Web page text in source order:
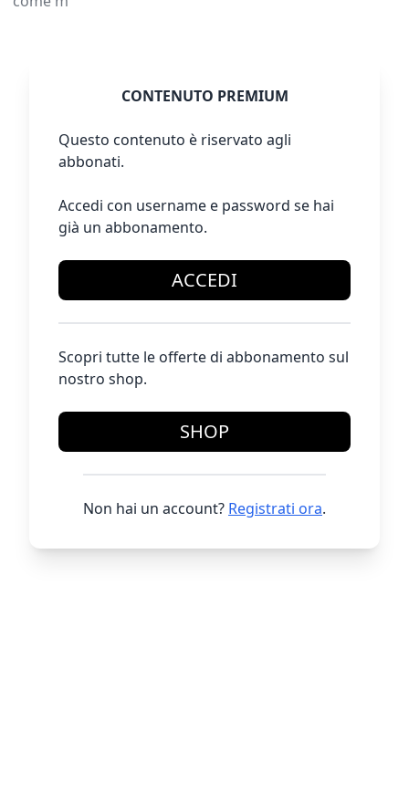
CONTENUTO PREMIUM
Questo contenuto è riservato agli
abbonati.
Accedi con username e password se hai
già un abbonamento.
ACCEDI
Scopri tutte le offerte di abbonamento sul
nostro shop.
SHOP
Non hai un account? Registrati ora.